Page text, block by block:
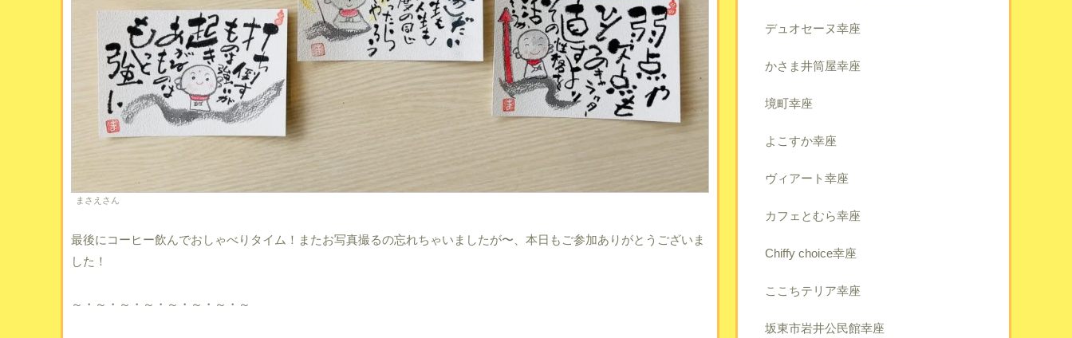
まさえさん
最後にコーヒー飲んでおしゃべりタイム！またお写真撮るの忘れちゃいましたが〜、本日もご参加ありがとうございま
した！
～・～・～・～・～・～・～・～
デュオセーヌ幸座
かさま井筒屋幸座
境町幸座
よこすか幸座
ヴィアート幸座
カフェとむら幸座
Chiffy choice幸座
ここちテリア幸座
坂東市岩井公民館幸座